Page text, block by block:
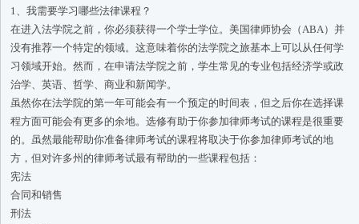
1、我需要学习哪些法律课程？
在进入法学院之前，你必须获得一个学士学位。美国律师协会（ABA）并
没有推荐一个特定的领域。这意味着你的法学院之旅基本上可以从任何学
习领域开始。然而，在申请法学院之前，学生常见的专业包括经济学或政
治学、英语、哲学、商业和新闻学。
虽然你在法学院的第一年可能会有一个预定的时间表，但之后你在选择课
程方面可能会有更多的余地。选修有助于你参加律师考试的课程是很重要
的。虽然最能帮助你准备律师考试的课程将取决于你参加律师考试的地
方，但对许多州的律师考试最有帮助的一些课程包括：
宪法
合同和销售
刑法